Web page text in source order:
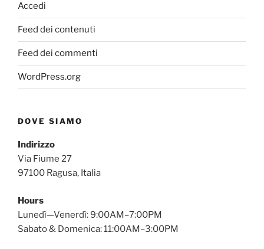
Accedi
Feed dei contenuti
Feed dei commenti
WordPress.org
DOVE SIAMO
Indirizzo
Via Fiume 27
97100 Ragusa, Italia
Hours
Lunedì—Venerdì: 9:00AM–7:00PM
Sabato & Domenica: 11:00AM–3:00PM